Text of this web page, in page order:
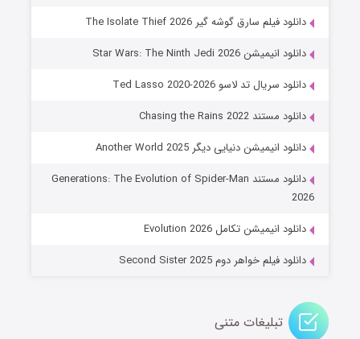
جادوگری در مغولستان
قسمت۱۴ (زیرنویس) منتشر شد
دانلود فیلم سارق گوشه گیر The Isolate Thief 2026
دانلود انیمیشن Star Wars: The Ninth Jedi 2026
دانلود سریال تد لاسو Ted Lasso 2020-2026
دانلود مستند Chasing the Rains 2022
دانلود انیمیشن دنیایی دیگر Another World 2025
دانلود مستند Generations: The Evolution of Spider-Man
2026
دانلود انیمیشن تکامل Evolution 2026
دانلود فیلم خواهر دوم Second Sister 2025
تبلیغات متنی